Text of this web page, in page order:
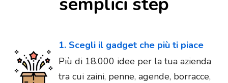
1. Scegli il gadget che più ti piace
Più di 18.000 idee per la tua azienda
tra cui zaini, penne, agende, borracce,